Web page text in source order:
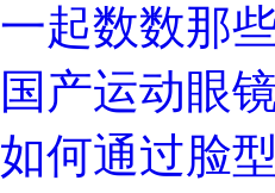
一起数数那
国产运动眼
如何通过脸